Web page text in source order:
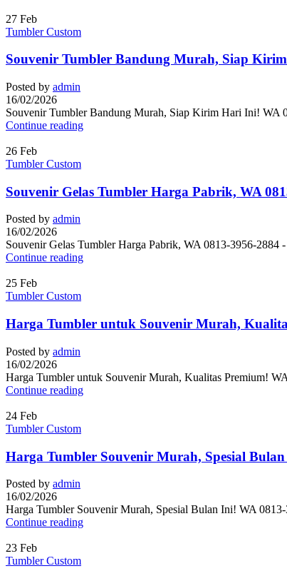
27 Feb
Tumbler Custom
Souvenir Tumbler Bandung Murah, Siap
Posted by admin
16/02/2026
Souvenir Tumbler Bandung Murah, Siap Kirim Hari Ini! WA
Continue reading
26 Feb
Tumbler Custom
Souvenir Gelas Tumbler Harga Pabrik, WA
Posted by admin
16/02/2026
Souvenir Gelas Tumbler Harga Pabrik, WA 0813-3956-2884
Continue reading
25 Feb
Tumbler Custom
Harga Tumbler untuk Souvenir Murah,
Posted by admin
16/02/2026
Harga Tumbler untuk Souvenir Murah, Kualitas Premium!
Continue reading
24 Feb
Tumbler Custom
Harga Tumbler Souvenir Murah, Spesial
Posted by admin
16/02/2026
Harga Tumbler Souvenir Murah, Spesial Bulan Ini! WA
Continue reading
23 Feb
Tumbler Custom